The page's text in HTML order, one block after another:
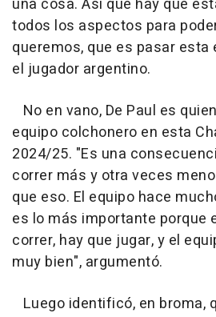
una cosa. Así que hay que
todos los aspectos para
queremos, que es pasar
el jugador argentino.
No en vano, De Paul es
equipo colchonero en esta
2024/25. "Es una
correr más y otra veces
que eso. El equipo hace
es lo más importante porque
correr, hay que jugar, y el
muy bien", argumentó.
Luego identificó, en broma,